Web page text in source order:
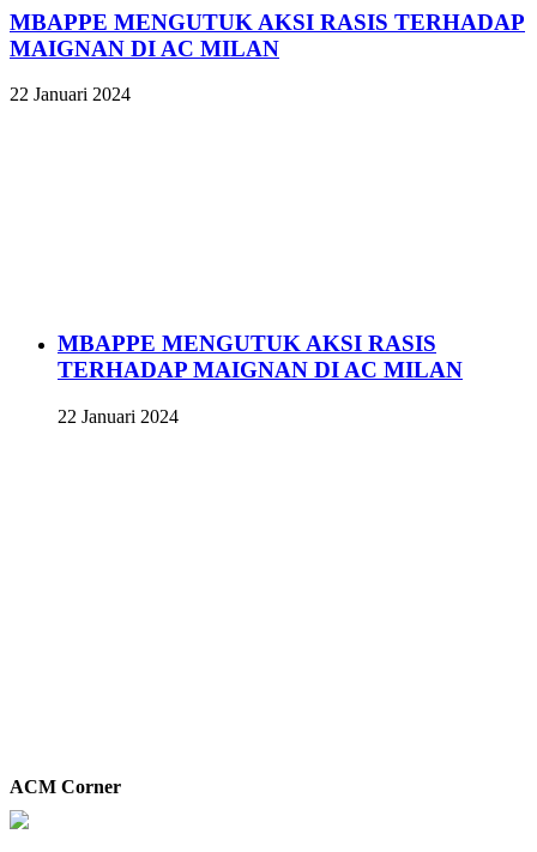
MBAPPE MENGUTUK AKSI RASIS TERHADAP
MAIGNAN DI AC MILAN
22 Januari 2024
MBAPPE MENGUTUK AKSI RASIS
TERHADAP MAIGNAN DI AC MILAN
22 Januari 2024
ACM Corner